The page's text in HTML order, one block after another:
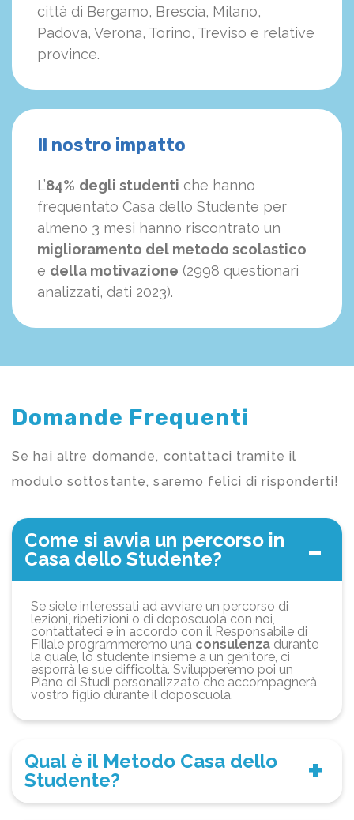
città di Bergamo, Brescia, Milano,
Padova, Verona, Torino, Treviso e relative
province.
Il nostro impatto
L’84% degli studenti che hanno
frequentato Casa dello Studente per
almeno 3 mesi hanno riscontrato un
miglioramento del metodo scolastico
e della motivazione (2998 questionari
analizzati, dati 2023).
Domande Frequenti
Se hai altre domande, contattaci tramite il
modulo sottostante, saremo felici di risponderti!
Come si avvia un percorso in
Casa dello Studente?
Se siete interessati ad avviare un percorso di
lezioni, ripetizioni o di doposcuola con noi,
contattateci e in accordo con il Responsabile di
Filiale programmeremo una consulenza durante
la quale, lo studente insieme a un genitore, ci
esporrà le sue difficoltà. Svilupperemo poi un
Piano di Studi personalizzato che accompagnerà
vostro figlio durante il doposcuola.
Qual è il Metodo Casa dello
Studente?